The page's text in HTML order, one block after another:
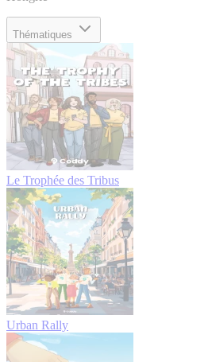
Thématiques
Le Trophée des Tribus
Urban Rally